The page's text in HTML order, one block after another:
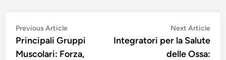
Post
navigation
Previous ArticlePrevious
article:
Principali Gruppi
Muscolari: Forza,
Next Article
Integratori per la Salute
delle Ossa: